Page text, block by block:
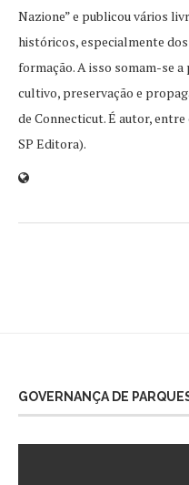
Nazione” e publicou vários
históricos, especialmente
formação. A isso somam-se
cultivo, preservação e
de Connecticut. É autor,
SP Editora).
GOVERNANÇA DE